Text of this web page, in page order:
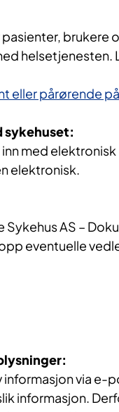
brukere
helsetjenesten.
eller pårørende
sykehuset:
med elektronisk
elektronisk.
AS –
eventuelle
informasjon via e-
informasjon.